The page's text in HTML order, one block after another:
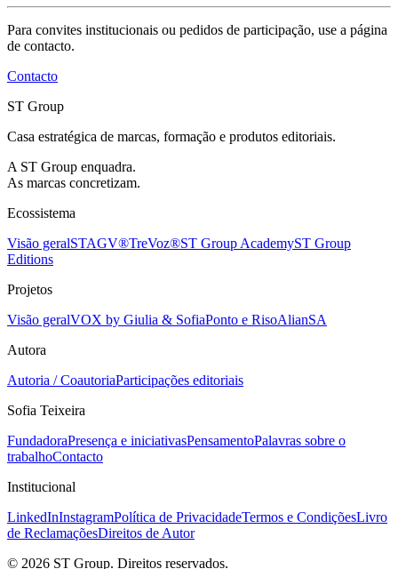
Para convites institucionais ou pedidos de participação, use a página
de contacto.
Contacto
ST Group
Casa estratégica de marcas, formação e produtos editoriais.
A ST Group enquadra.
As marcas concretizam.
Ecossistema
Visão geralSTAGV®TreVoz®ST Group AcademyST Group
Editions
Projetos
Visão geralVOX by Giulia & SofiaPonto e RisoAlianSA
Autora
Autoria / CoautoriaParticipações editoriais
Sofia Teixeira
FundadoraPresença e iniciativasPensamentoPalavras sobre o
trabalhoContacto
Institucional
LinkedInInstagramPolítica de PrivacidadeTermos e CondiçõesLivro
de ReclamaçõesDireitos de Autor
© 2026 ST Group. Direitos reservados.